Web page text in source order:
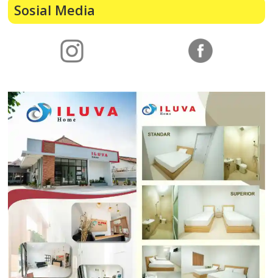
Sosial Media